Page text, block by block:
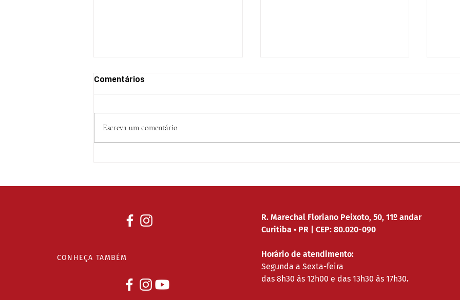
Comentários
Escreva um comentário
CONHEÇA TAMBÉM
R. Marechal Floriano Peixoto, 50, 11º andar
Curitiba • PR | CEP: 80.020-090
Horário de atendimento:
Segunda a Sexta-feira
das 8h30 às 12h00 e das 13h30 às 17h30.